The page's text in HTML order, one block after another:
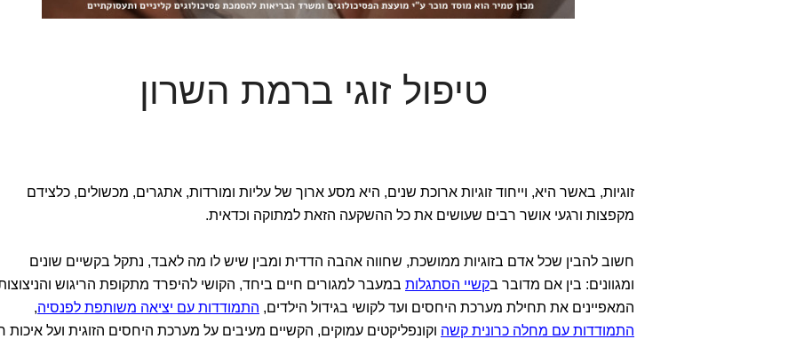
טיפול זוגי ברמת השרון
זוגיות, באשר היא, וייחוד זוגיות ארוכת שנים, היא מסע ארוך של עליות ומורדות, אתגרים, מכשולים, כלצידם
מקפצות ורגעי אושר רבים שעושים את כל ההשקעה הזאת למתוקה וכדאית.
חשוב להבין שכל אדם בזוגיות ממושכת, שחווה אהבה הדדית ומבין שיש לו מה לאבד, נתקל בקשיים שונים
ומגוונים: בין אם מדובר בקשיי הסתגלות במעבר למגורים חיים ביחד, הקושי להיפרד מתקופת הריגוש
המאפיינים את תחילת מערכת היחסים ועד לקושי בגידול הילדים, התמודדות עם יציאה משותפת לפנסיה,
התמודדות עם מחלה כרונית קשה וקונפליקטים עמוקים, הקשיים מעיבים על מערכת היחסים הזוגית ועל איכות